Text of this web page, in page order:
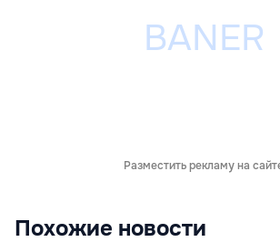
Разместить рекламу на
Похожие новости